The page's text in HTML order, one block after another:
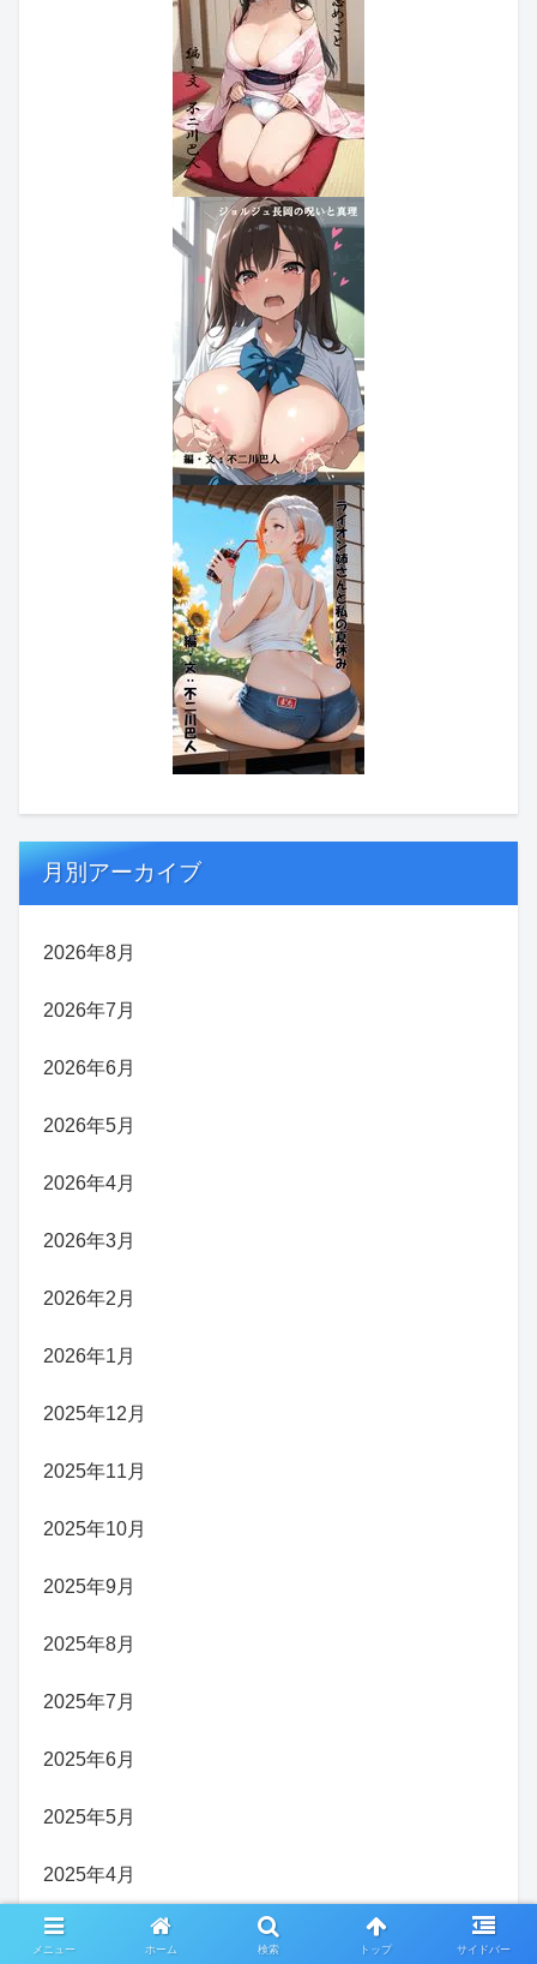
月別アーカイブ
2026年8月
2026年7月
2026年6月
2026年5月
2026年4月
2026年3月
2026年2月
2026年1月
2025年12月
2025年11月
2025年10月
2025年9月
2025年8月
2025年7月
2025年6月
2025年5月
2025年4月
2025年3月
メニュー ホーム 検索 トップ サイドバー